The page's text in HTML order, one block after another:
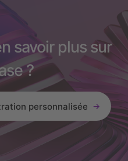
savoir plus sur
?
personnalisée